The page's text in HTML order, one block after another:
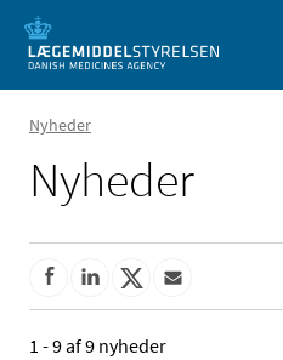
Nyheder
Nyheder
1 - 9 af 9 nyheder